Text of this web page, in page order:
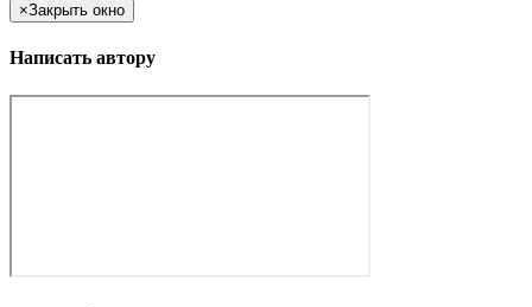
×Закрыть окно
Написать автору